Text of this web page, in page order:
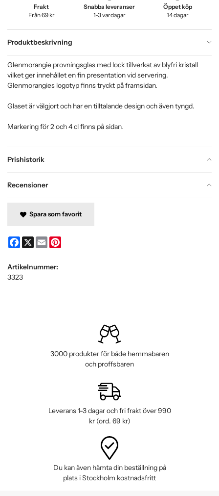
Frakt
Från 69 kr
Snabba leveranser
1-3 vardagar
Öppet köp
14 dagar
Produktbeskrivning
Prishistorik
Recensioner
Glenmorangie provningsglas med lock tillverkat av blyfri kristall
vilket ger innehållet en fin presentation vid servering.
Glenmorangies logotyp finns tryckt på framsidan.
Glaset är välgjort och har en tilltalande design och även tyngd.
Markering för 2 och 4 cl finns på sidan.
Spara som favorit
Facebook
X Email
Artikelnummer:
3323
3000 produkter för både hemmabaren
och proffsbaren
Leverans 1-3 dagar och fri frakt över 990
kr (ord. 69 kr)
Du kan även hämta din beställning på
plats i Stockholm kostnadsfritt